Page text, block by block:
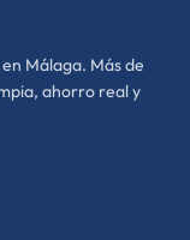
Málaga. Más de
ahorro real y